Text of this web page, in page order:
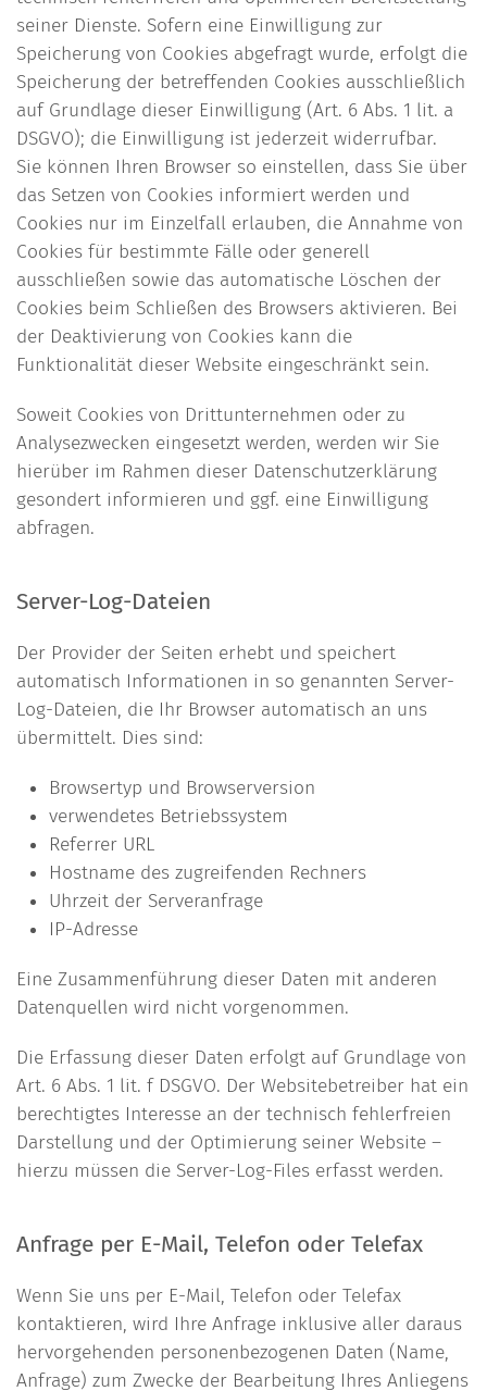
seiner Dienste. Sofern eine Einwilligung zur
Speicherung von Cookies abgefragt wurde, erfolgt die
Speicherung der betreffenden Cookies ausschließlich
auf Grundlage dieser Einwilligung (Art. 6 Abs. 1 lit. a
DSGVO); die Einwilligung ist jederzeit widerrufbar.
Sie können Ihren Browser so einstellen, dass Sie über
das Setzen von Cookies informiert werden und
Cookies nur im Einzelfall erlauben, die Annahme von
Cookies für bestimmte Fälle oder generell
ausschließen sowie das automatische Löschen der
Cookies beim Schließen des Browsers aktivieren. Bei
der Deaktivierung von Cookies kann die
Funktionalität dieser Website eingeschränkt sein.
Soweit Cookies von Drittunternehmen oder zu
Analysezwecken eingesetzt werden, werden wir Sie
hierüber im Rahmen dieser Datenschutzerklärung
gesondert informieren und ggf. eine Einwilligung
abfragen.
Server-Log-Dateien
Der Provider der Seiten erhebt und speichert
automatisch Informationen in so genannten Server-
Log-Dateien, die Ihr Browser automatisch an uns
übermittelt. Dies sind:
Browsertyp und Browserversion
verwendetes Betriebssystem
Referrer URL
Hostname des zugreifenden Rechners
Uhrzeit der Serveranfrage
IP-Adresse
Eine Zusammenführung dieser Daten mit anderen
Datenquellen wird nicht vorgenommen.
Die Erfassung dieser Daten erfolgt auf Grundlage von
Art. 6 Abs. 1 lit. f DSGVO. Der Websitebetreiber hat ein
berechtigtes Interesse an der technisch fehlerfreien
Darstellung und der Optimierung seiner Website –
hierzu müssen die Server-Log-Files erfasst werden.
Anfrage per E-Mail, Telefon oder Telefax
Wenn Sie uns per E-Mail, Telefon oder Telefax
kontaktieren, wird Ihre Anfrage inklusive aller daraus
hervorgehenden personenbezogenen Daten (Name,
Anfrage) zum Zwecke der Bearbeitung Ihres Anliegens